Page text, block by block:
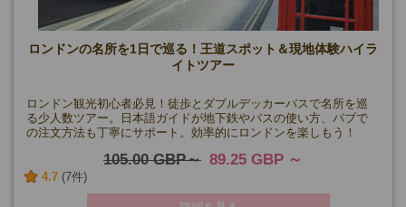
ロンドンの名所を1日で巡る！王道スポット＆現地体験ハイラ
イトツアー
ロンドン観光初心者必見！徒歩とダブルデッカーバスで名所を巡
る少人数ツアー。日本語ガイドが地下鉄やバスの使い方、パブで
の注文方法も丁寧にサポート。効率的にロンドンを楽しもう！
105.00 GBP 89.25 GBP
4.7 (7件)